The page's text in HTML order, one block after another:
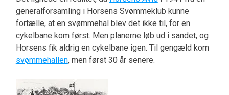
generalforsamling i Horsens Svømmeklub kunne
fortælle, at en svømmehal blev det ikke til, for en
cykelbane kom først. Men planerne løb ud i sandet, og
Horsens fik aldrig en cykelbane igen. Til gengæld kom
svømmehallen, men først 30 år senere.